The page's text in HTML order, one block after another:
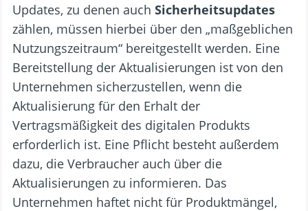
Updates, zu denen auch Sicherheitsupdates
zählen, müssen hierbei über den „maßgeblichen
Nutzungszeitraum“ bereitgestellt werden. Eine
Bereitstellung der Aktualisierungen ist von den
Unternehmen sicherzustellen, wenn die
Aktualisierung für den Erhalt der
Vertragsmäßigkeit des digitalen Produkts
erforderlich ist. Eine Pflicht besteht außerdem
dazu, die Verbraucher auch über die
Aktualisierungen zu informieren. Das
Unternehmen haftet nicht für Produktmängel,